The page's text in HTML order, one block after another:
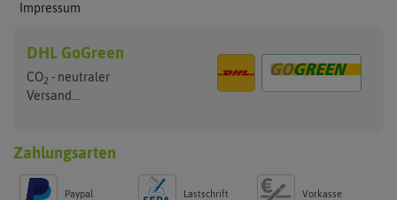
Impressum
DHL GoGreen
CO2 - neutraler
Versand...
Zahlungsarten
Paypal Lastschrift Vorkasse